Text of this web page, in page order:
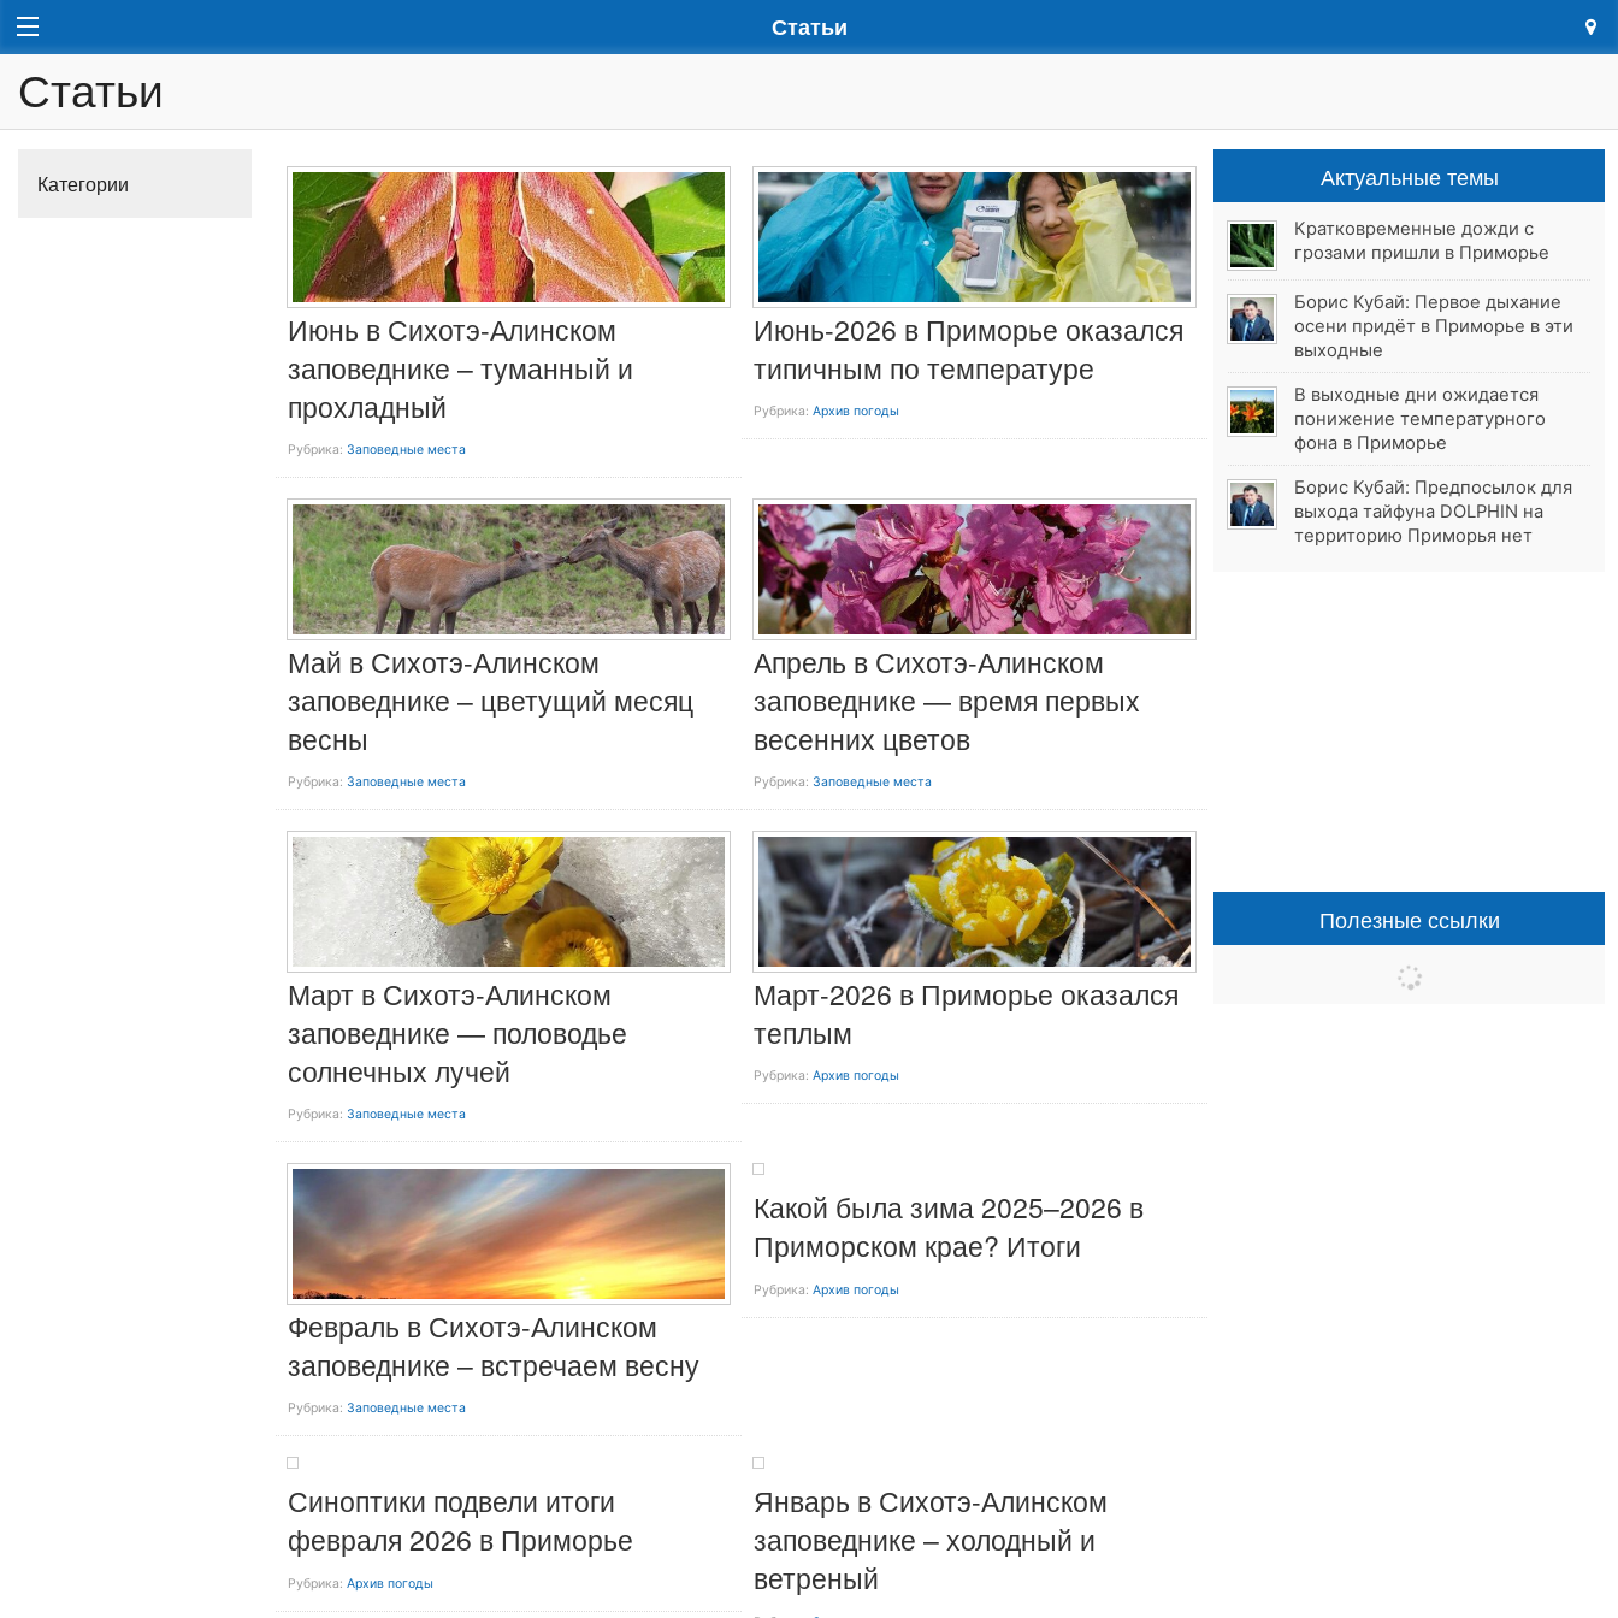
Статьи
Статьи
Категории
Июнь в Сихотэ-Алинском
заповеднике – туманный и
прохладный
Рубрика: Заповедные места
Июнь-2026 в Приморье оказался
типичным по температуре
Рубрика: Архив погоды
Май в Сихотэ-Алинском
заповеднике – цветущий месяц
весны
Рубрика: Заповедные места
Апрель в Сихотэ-Алинском
заповеднике — время первых
весенних цветов
Рубрика: Заповедные места
Март в Сихотэ-Алинском
заповеднике — половодье
солнечных лучей
Рубрика: Заповедные места
Март-2026 в Приморье оказался
теплым
Рубрика: Архив погоды
Февраль в Сихотэ-Алинском
заповеднике – встречаем весну
Рубрика: Заповедные места
Какой была зима 2025–2026 в
Приморском крае? Итоги
Рубрика: Архив погоды
Синоптики подвели итоги
февраля 2026 в Приморье
Рубрика: Архив погоды
Январь в Сихотэ-Алинском
заповеднике – холодный и
ветреный
Актуальные темы
Кратковременные дожди с
грозами пришли в Приморье
Борис Кубай: Первое дыхание
осени придёт в Приморье в эти
выходные
В выходные дни ожидается
понижение температурного
фона в Приморье
Борис Кубай: Предпосылок для
выхода тайфуна DOLPHIN на
территорию Приморья нет
Полезные ссылки